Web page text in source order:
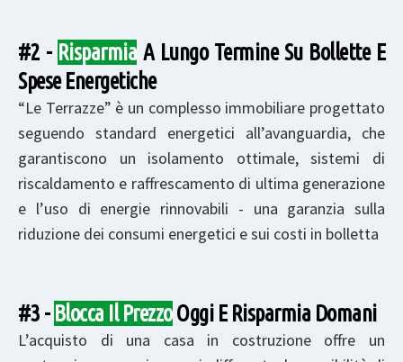
#2 - Risparmia A Lungo Termine Su Bollette E
Spese Energetiche
“Le Terrazze” è un complesso immobiliare progettato
seguendo standard energetici all’avanguardia, che
garantiscono un isolamento ottimale, sistemi di
riscaldamento e raffrescamento di ultima generazione
e l’uso di energie rinnovabili - una garanzia sulla
riduzione dei consumi energetici e sui costi in bolletta
#3 - Blocca Il PrezzoOggi E Risparmia Domani
L’acquisto di una casa in costruzione offre un